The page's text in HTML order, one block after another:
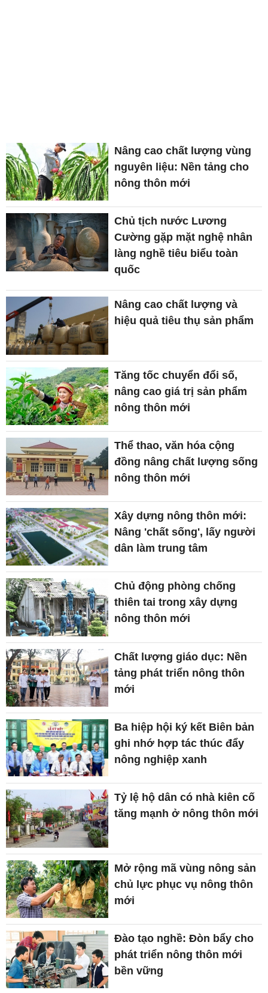
Nâng cao chất lượng vùng
nguyên liệu: Nền tảng cho
nông thôn mới
Chủ tịch nước Lương
Cường gặp mặt nghệ nhân
làng nghề tiêu biểu toàn
quốc
Nâng cao chất lượng và
hiệu quả tiêu thụ sản phẩm
Tăng tốc chuyển đổi số,
nâng cao giá trị sản phẩm
nông thôn mới
Thể thao, văn hóa cộng
đồng nâng chất lượng sống
nông thôn mới
Xây dựng nông thôn mới:
Nâng 'chất sống', lấy người
dân làm trung tâm
Chủ động phòng chống
thiên tai trong xây dựng
nông thôn mới
Chất lượng giáo dục: Nền
tảng phát triển nông thôn
mới
Ba hiệp hội ký kết Biên bản
ghi nhớ hợp tác thúc đẩy
nông nghiệp xanh
Tỷ lệ hộ dân có nhà kiên cố
tăng mạnh ở nông thôn mới
Mở rộng mã vùng nông sản
chủ lực phục vụ nông thôn
mới
Đào tạo nghề: Đòn bẩy cho
phát triển nông thôn mới
bền vững